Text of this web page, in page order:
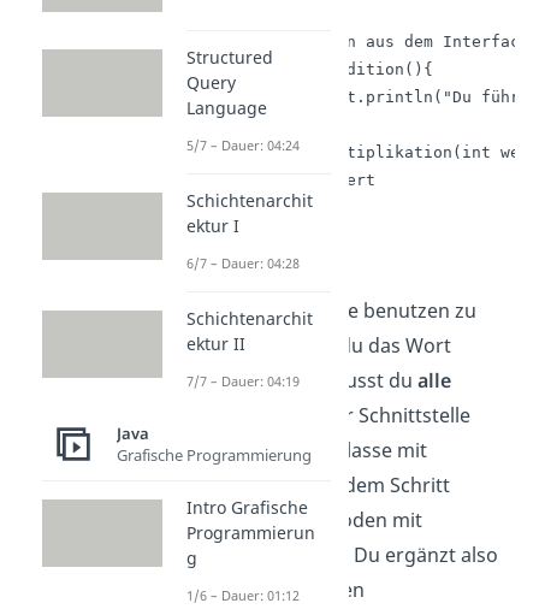
//alle Methoden aus dem Interface
     public void addition(){
System.out.println("Du
public int multiplikation(int
          a = 2 * wert
          return a;
     }
Um also ein Interface benutzen zu
können,benötigst du das Wort
implements. Dabei musst du alle
Methoden, die in der Schnittstelle
stehen auch in die Klasse mit
übernehmen. Nach dem Schritt
kannst du die Methoden mit
Anweisungen füllen. Du ergänzt also
in der Klasse Zahl
den
Structured
Query
Language
5/7 – Dauer: 04:24
Schichtenarchit
ektur I
6/7 – Dauer: 04:28
Schichtenarchit
ektur II
7/7 – Dauer: 04:19
Java
Grafische Programmierung
Intro Grafische
Programmierun
g
1/6 – Dauer: 01:12